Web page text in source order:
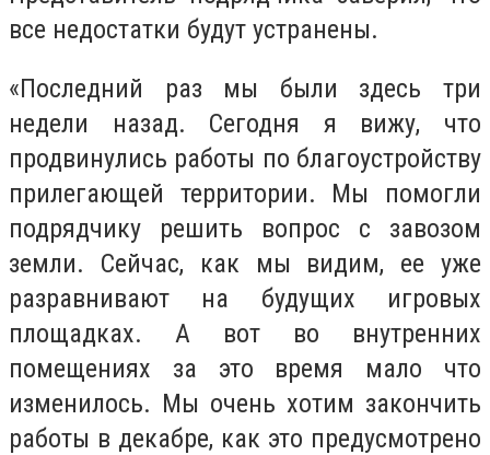
все недостатки будут устранены.
«Последний раз мы были здесь три
недели назад. Сегодня я вижу, что
продвинулись работы по благоустройству
прилегающей территории. Мы помогли
подрядчику решить вопрос с завозом
земли. Сейчас, как мы видим, ее уже
разравнивают на будущих игровых
площадках. А вот во внутренних
помещениях за это время мало что
изменилось. Мы очень хотим закончить
работы в декабре, как это предусмотрено